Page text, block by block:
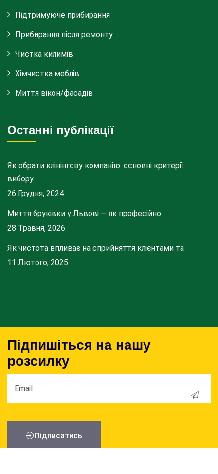
Підтримуюче прибирання
Прибирання після ремонту
Чистка килимів
Хімчистка меблів
Миття вікон/фасадів
Останні публікації
Як обрати клінінгову компанію: основні критерії
вибору
26 Грудня, 2024
Миття бруківки у Львові — як професійно
28 Травня, 2026
Як чистота впливає на сприйняття клієнтами та
11 Лютого, 2025
Підпишіться на нашу
розсилку
Пiдписатись